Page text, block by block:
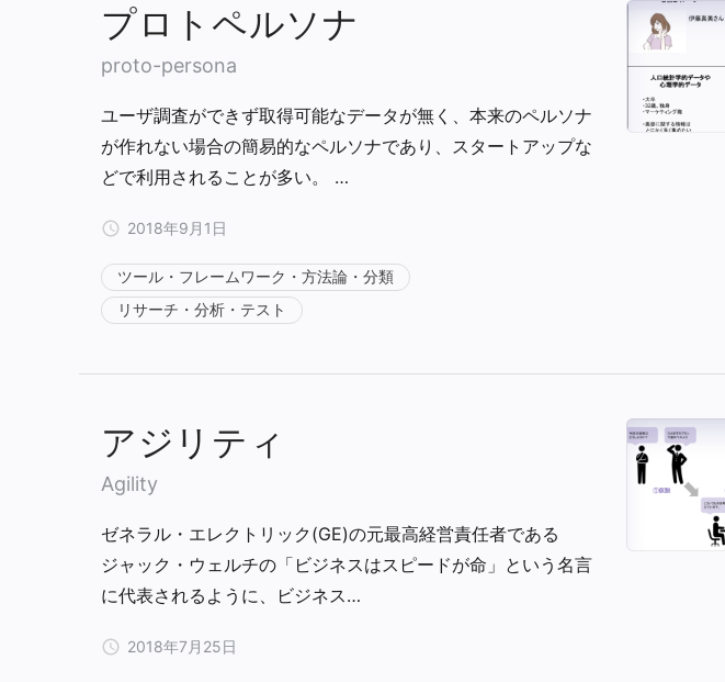
プロトペルソナ
proto-persona
ユーザ調査ができず取得可能なデータが無く、本来のペルソナ
が作れない場合の簡易的なペルソナであり、スタートアップな
どで利用されることが多い。 …
2018年9月1日
ツール・フレームワーク・方法論・分類
リサーチ・分析・テスト
アジリティ
Agility
ゼネラル・エレクトリック(GE)の元最高経営責任者である
ジャック・ウェルチの「ビジネスはスピードが命」という名言
に代表されるように、ビジネス…
2018年7月25日